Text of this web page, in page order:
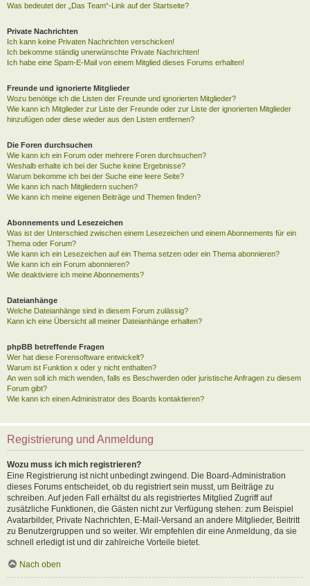
Was bedeutet der „Das Team“-Link auf der Startseite?
Private Nachrichten
Ich kann keine Privaten Nachrichten verschicken!
Ich bekomme ständig unerwünschte Private Nachrichten!
Ich habe eine Spam-E-Mail von einem Mitglied dieses Forums erhalten!
Freunde und ignorierte Mitglieder
Wozu benötige ich die Listen der Freunde und ignorierten Mitglieder?
Wie kann ich Mitglieder zur Liste der Freunde oder zur Liste der ignorierten Mitglieder
hinzufügen oder diese wieder aus den Listen entfernen?
Die Foren durchsuchen
Wie kann ich ein Forum oder mehrere Foren durchsuchen?
Weshalb erhalte ich bei der Suche keine Ergebnisse?
Warum bekomme ich bei der Suche eine leere Seite?
Wie kann ich nach Mitgliedern suchen?
Wie kann ich meine eigenen Beiträge und Themen finden?
Abonnements und Lesezeichen
Was ist der Unterschied zwischen einem Lesezeichen und einem Abonnements für ein
Thema oder Forum?
Wie kann ich ein Lesezeichen auf ein Thema setzen oder ein Thema abonnieren?
Wie kann ich ein Forum abonnieren?
Wie deaktiviere ich meine Abonnements?
Dateianhänge
Welche Dateianhänge sind in diesem Forum zulässig?
Kann ich eine Übersicht all meiner Dateianhänge erhalten?
phpBB betreffende Fragen
Wer hat diese Forensoftware entwickelt?
Warum ist Funktion x oder y nicht enthalten?
An wen soll ich mich wenden, falls es Beschwerden oder juristische Anfragen zu diesem
Forum gibt?
Wie kann ich einen Administrator des Boards kontaktieren?
Registrierung und Anmeldung
Wozu muss ich mich registrieren?
Eine Registrierung ist nicht unbedingt zwingend. Die Board-Administration
dieses Forums entscheidet, ob du registriert sein musst, um Beiträge zu
schreiben. Auf jeden Fall erhältst du als registriertes Mitglied Zugriff auf
zusätzliche Funktionen, die Gästen nicht zur Verfügung stehen: zum Beispiel
Avatarbilder, Private Nachrichten, E-Mail-Versand an andere Mitglieder, Beitritt
zu Benutzergruppen und so weiter. Wir empfehlen dir eine Anmeldung, da sie
schnell erledigt ist und dir zahlreiche Vorteile bietet.
Nach oben